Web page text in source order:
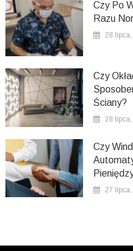
Czy Po
Razu
28
Czy
Ściany?
28
Czy
27